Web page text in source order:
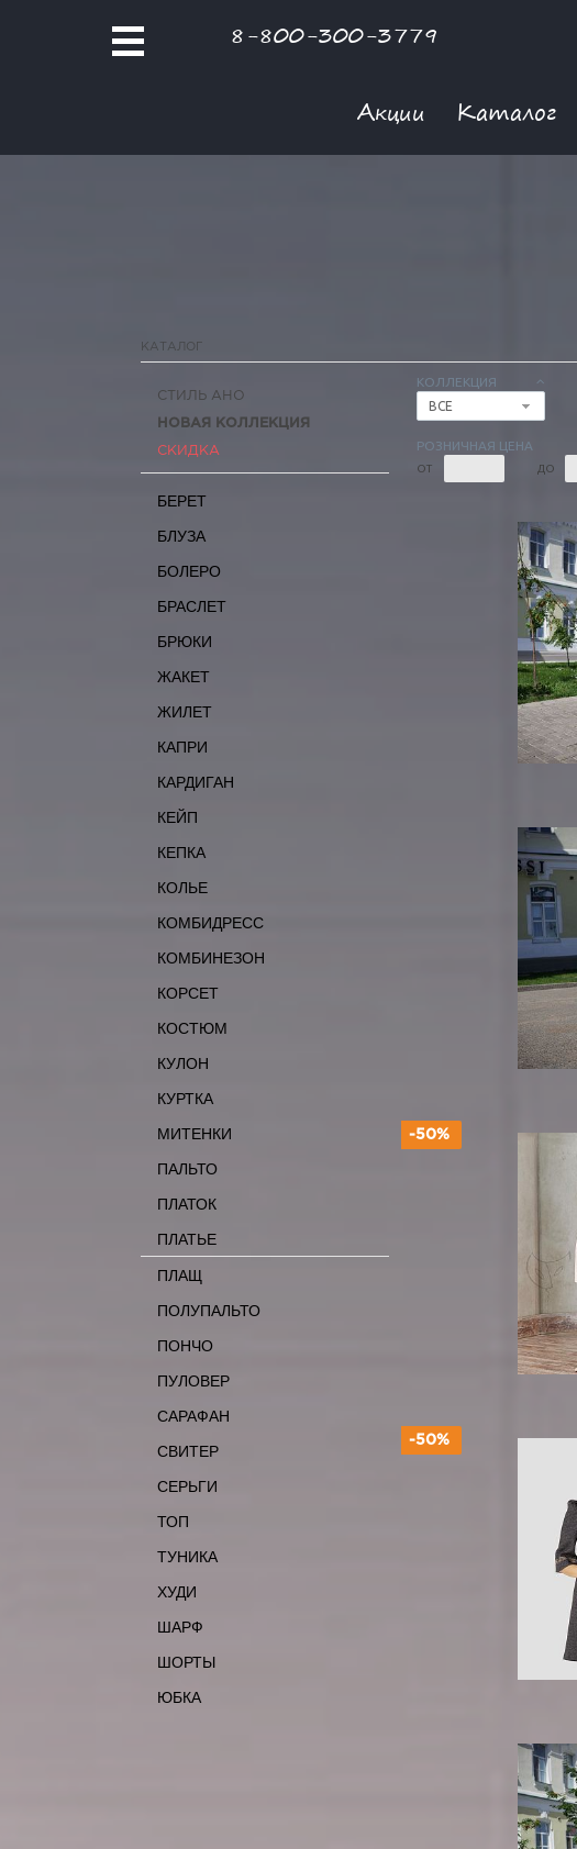
8-800-300-3779
Акции Каталог
КАТАЛОГ
КОЛЛЕКЦИЯ
ВСЕ
РОЗНИЧНАЯ ЦЕНА
ОТ ДО
СТИЛЬ АНО
НОВАЯ КОЛЛЕКЦИЯ
СКИДКА
БЕРЕТ
БЛУЗА
БОЛЕРО
БРАСЛЕТ
БРЮКИ
ЖАКЕТ
ЖИЛЕТ
КАПРИ
КАРДИГАН
КЕЙП
КЕПКА
КОЛЬЕ
КОМБИДРЕСС
КОМБИНЕЗОН
КОРСЕТ
КОСТЮМ
КУЛОН
КУРТКА
МИТЕНКИ
ПАЛЬТО
ПЛАТОК
ПЛАТЬЕ
ПЛАЩ
ПОЛУПАЛЬТО
ПОНЧО
ПУЛОВЕР
САРАФАН
СВИТЕР
СЕРЬГИ
ТОП
ТУНИКА
ХУДИ
ШАРФ
ШОРТЫ
ЮБКА
-50%
-50%